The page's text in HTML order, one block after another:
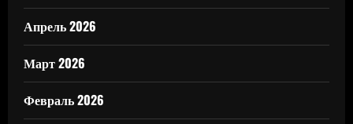
Апрель 2026
Март 2026
Февраль 2026